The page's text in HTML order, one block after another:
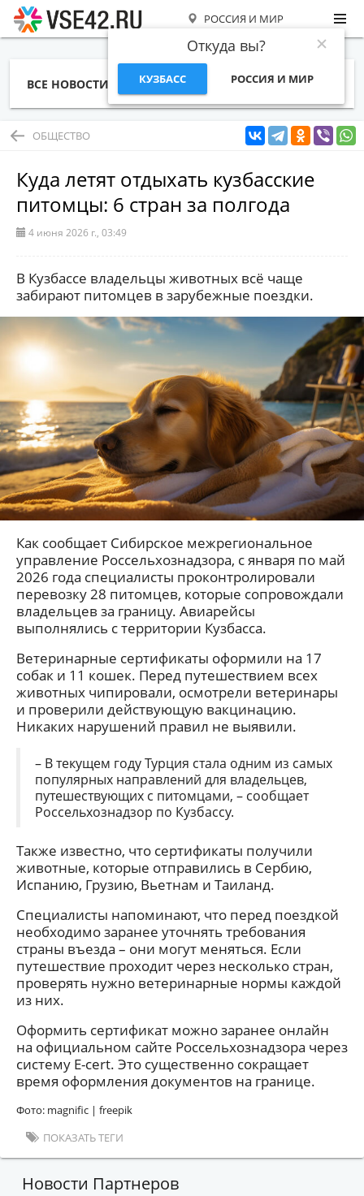
РОССИЯ И МИР
Откуда вы?
КУЗБАСС РОССИЯ И МИР
ВСЕ НОВОСТИ СТАТЬИ ТЕМЫ ФОТО
ОБЩЕСТВО
Куда летят отдыхать кузбасские
питомцы: 6 стран за полгода
4 июня 2026 г., 03:49
В Кузбассе владельцы животных всё чаще
забирают питомцев в зарубежные поездки.
Как сообщает Сибирское межрегиональное
управление Россельхознадзора, с января по май
2026 года специалисты проконтролировали
перевозку 28 питомцев, которые сопровождали
владельцев за границу. Авиарейсы
выполнялись с территории Кузбасса.
Ветеринарные сертификаты оформили на 17
собак и 11 кошек. Перед путешествием всех
животных чипировали, осмотрели ветеринары
и проверили действующую вакцинацию.
Никаких нарушений правил не выявили.
– В текущем году Турция стала одним из самых
популярных направлений для владельцев,
путешествующих с питомцами, – сообщает
Россельхознадзор по Кузбассу.
Также известно, что сертификаты получили
животные, которые отправились в Сербию,
Испанию, Грузию, Вьетнам и Таиланд.
Специалисты напоминают, что перед поездкой
необходимо заранее уточнять требования
страны въезда – они могут меняться. Если
путешествие проходит через несколько стран,
проверять нужно ветеринарные нормы каждой
из них.
Оформить сертификат можно заранее онлайн
на официальном сайте Россельхознадзора через
систему E-cert. Это существенно сокращает
время оформления документов на границе.
Фото: magnific | freepik
ПОКАЗАТЬ ТЕГИ
Новости Партнеров